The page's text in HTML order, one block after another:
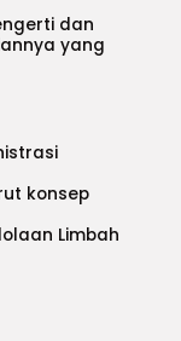
dan
yang
konsep
Limbah